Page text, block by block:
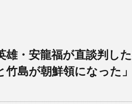
雄・安龍福が直談判し
竹島が朝鮮領になった